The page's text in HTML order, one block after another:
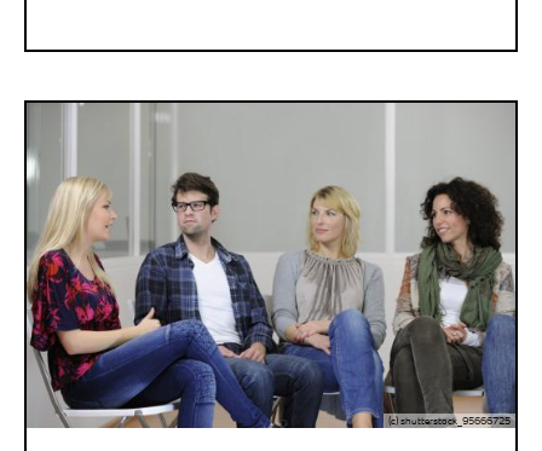
(c) shutterstock_95666725